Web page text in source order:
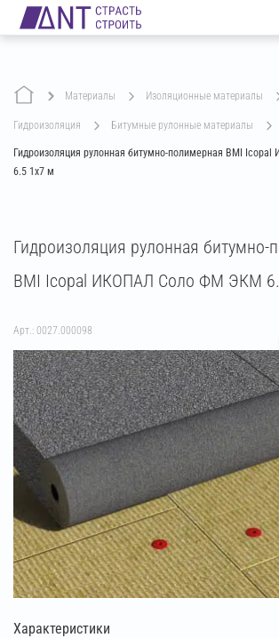
Материалы изоляционные материалы
гидроизоляция битумные рулонные материалы
Гидроизоляция рулонная битумно-полимерная BMI
6.5 1х7 м
Гидроизоляция рулонная битумно-
BMI Icopal ИКОПАЛ Соло ФМ ЭКМ
Арт.: 0027.000098
Характеристики